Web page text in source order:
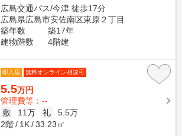
広島交通バス/今津 徒歩17分
広島県広島市安佐南区東原２丁目
築年数
築17年
建物階数
4階建
即入居 無料オンライン相談可
5.5万円
管理費等：--
敷
11万 礼
5.5万
2階
1K 33.23㎡